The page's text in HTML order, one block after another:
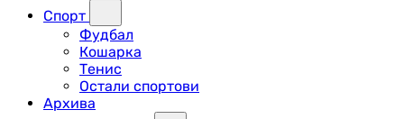
Спорт
Фудбал
Кошарка
Тенис
Остали спортови
Архива